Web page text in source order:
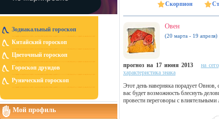
Зодиакальный гороскоп
Китайский гороскоп
Цветочный гороскоп
Гороскоп друидов
Рунический гороскоп
Мой профиль
Скорпион
Овен
(20 марта - 19 апреля)
прогноз на 17 июня 2013
на
характеристика знака
Этот день наверняка порадует
вас будет возможность блеснуть
провести переговоры с